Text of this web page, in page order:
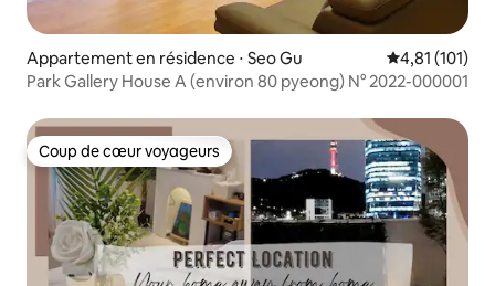
Appartement en résidence ⋅ Seo Gu Évaluation
4,81 (101)
Park Gallery House A (environ 80 pyeong) N° 2022-000001
Coup de cœur voyageurs
Coup de cœur voyageurs